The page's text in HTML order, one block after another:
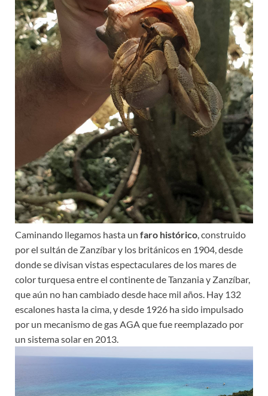
Caminando llegamos hasta un faro histórico , construido
por el sultán de Zanzíbar y los británicos en 1904, desde
donde se divisan vistas espectaculares de los mares de
color turquesa entre el continente de Tanzania y Zanzíbar,
que aún no han cambiado desde hace mil años. Hay 132
escalones hasta la cima, y ​​desde 1926 ha sido impulsado
por un mecanismo de gas AGA que fue reemplazado por
un sistema solar en 2013.